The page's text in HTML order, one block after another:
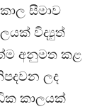
සීමාව
විද්‍යුත්
අනුමත කළ
ලද
කාලයක්